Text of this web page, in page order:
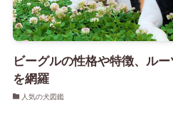
ビーグルの性格や特徴、ル
を網羅
人気の犬図鑑